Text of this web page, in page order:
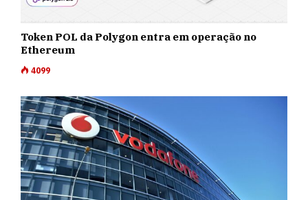
Token POL da Polygon entra em operação no
Ethereum
4099